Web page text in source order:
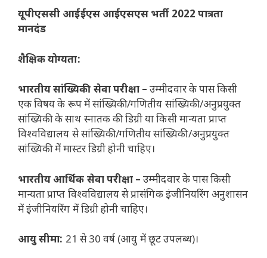
यूपीएससी आईईएस आईएसएस भर्ती 2022 पात्रता
मानदंड
शैक्षिक योग्यता:
भारतीय सांख्यिकी सेवा परीक्षा – उम्मीदवार के पास किसी
एक विषय के रूप में सांख्यिकी/गणितीय सांख्यिकी/अनुप्रयुक्त
सांख्यिकी के साथ स्नातक की डिग्री या किसी मान्यता प्राप्त
विश्वविद्यालय से सांख्यिकी/गणितीय सांख्यिकी/अनुप्रयुक्त
सांख्यिकी में मास्टर डिग्री होनी चाहिए।
भारतीय आर्थिक सेवा परीक्षा –उम्मीदवार के पास किसी
मान्यता प्राप्त विश्वविद्यालय से प्रासंगिक इंजीनियरिंग अनुशासन
में इंजीनियरिंग में डिग्री होनी चाहिए।
आयु सीमा: 21 से 30 वर्ष (आयु में छूट उपलब्ध)।